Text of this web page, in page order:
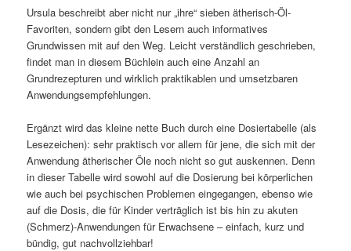
Ursula beschreibt aber nicht nur „ihre“ sieben ätherisch-Öl-
Favoriten, sondern gibt den Lesern auch informatives
Grundwissen mit auf den Weg. Leicht verständlich geschrieben,
findet man in diesem Büchlein auch eine Anzahl an
Grundrezepturen und wirklich praktikablen und umsetzbaren
Anwendungsempfehlungen.
Ergänzt wird das kleine nette Buch durch eine Dosiertabelle (als
Lesezeichen): sehr praktisch vor allem für jene, die sich mit der
Anwendung ätherischer Öle noch nicht so gut auskennen. Denn
in dieser Tabelle wird sowohl auf die Dosierung bei körperlichen
wie auch bei psychischen Problemen eingegangen, ebenso wie
auf die Dosis, die für Kinder verträglich ist bis hin zu akuten
(Schmerz)-Anwendungen für Erwachsene – einfach, kurz und
bündig, gut nachvollziehbar!